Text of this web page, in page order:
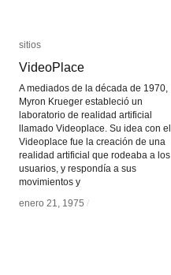
sitios
VideoPlace
A mediados de la década de 1970,
Myron Krueger estableció un
laboratorio de realidad artificial
llamado Videoplace. Su idea con el
Videoplace fue la creación de una
realidad artificial que rodeaba a los
usuarios, y respondía a sus
movimientos y
enero 21, 1975 /
sitios
VideoPlace
enero 21, 1975 /